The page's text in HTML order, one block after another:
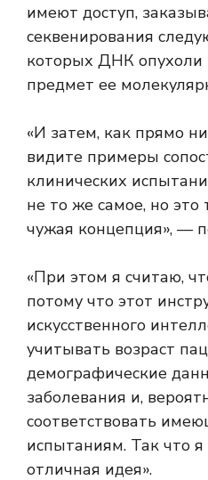
имеют доступ,
секвенирования
которых ДНК опухоли
предмет ее
«И затем, как прямо
видите примеры
клинических
не то же самое, но это
чужая концепция», —
«При этом я считаю,
потому что этот
искусственного
учитывать возраст
демографические
заболевания и,
соответствовать
испытаниям. Так что
отличная идея».